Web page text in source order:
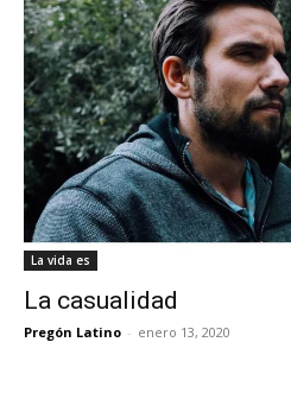
La vida es
La casualidad
Pregón Latino - enero 13, 2020